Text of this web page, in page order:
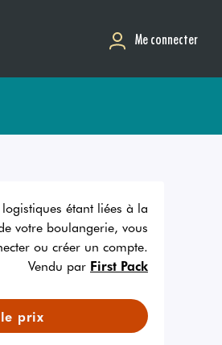
Me connecter
étant liées à la
votre boulangerie, vous
ou créer un compte.
Vendu par First Pack
prix